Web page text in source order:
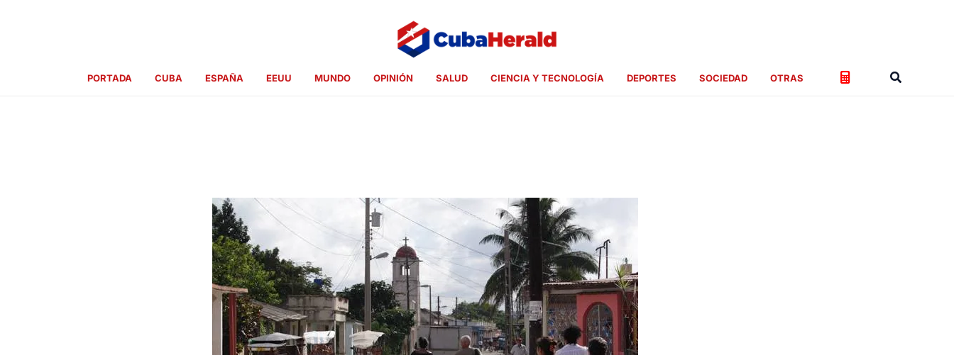
PORTADA CUBA ESPAÑA EEUU MUNDO OPINIÓN SALUD CIENCIA Y TECNOLOGÍA DEPORTES SOCIEDAD OTRAS Buscar